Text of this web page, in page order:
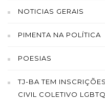
NOTICIAS GERAIS
PIMENTA NA POLÍTICA
POESIAS
TJ-BA TEM
CIVIL COLETIVO